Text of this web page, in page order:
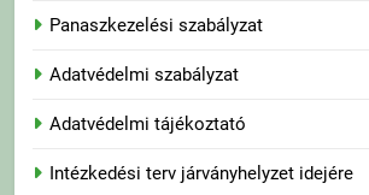
Panaszkezelési szabályzat
Adatvédelmi szabályzat
Adatvédelmi tájékoztató
Intézkedési terv járványhelyzet idejére